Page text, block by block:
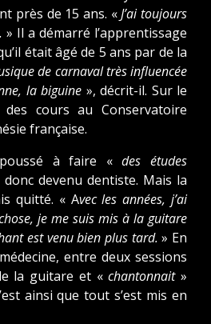
près de 15 ans. «J’ai toujours
» Il a démarré l’apprentissage
était âgé de 5 ans par de la
de carnaval très influencée
la biguine », décrit-il. Sur le
cours au Conservatoire
française.
poussé à faire «des études
donc devenu dentiste. Mais la
quitté. « Avec les années, j’ai
je me suis mis à la guitare
est venu bien plus tard. » En
entre deux sessions
la guitare et «chantonnait»
ainsi que tout s’est mis en